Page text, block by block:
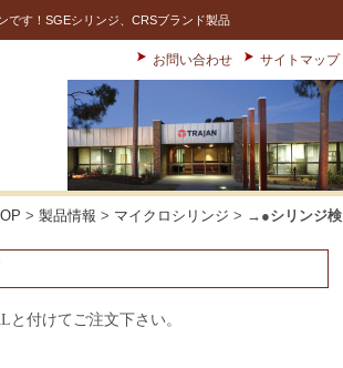
です！SGEシリンジ、CRSブランド製品
お問い合わせ サイトマップ
> 製品情報 > マイクロシリンジ > →●シリンジ検
付けてご注文下さい。